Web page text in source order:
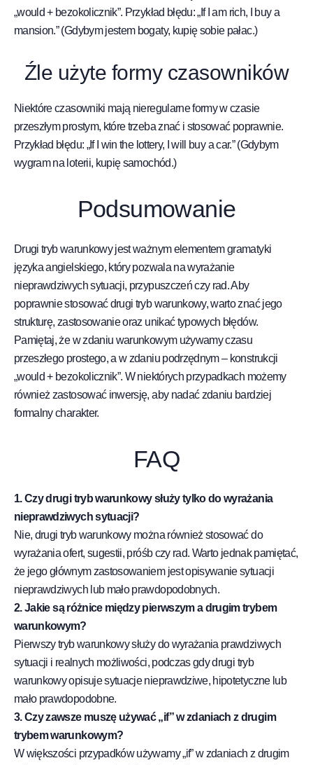
„would + bezokolicznik”. Przykład błędu: „If I am rich, I buy a
mansion.” (Gdybym jestem bogaty, kupię sobie pałac.)
Źle użyte formy czasowników
Niektóre czasowniki mają nieregularne formy w czasie
przeszłym prostym, które trzeba znać i stosować poprawnie.
Przykład błędu: „If I win the lottery, I will buy a car.” (Gdybym
wygram na loterii, kupię samochód.)
Podsumowanie
Drugi tryb warunkowy jest ważnym elementem gramatyki
języka angielskiego, który pozwala na wyrażanie
nieprawdziwych sytuacji, przypuszczeń czy rad. Aby
poprawnie stosować drugi tryb warunkowy, warto znać jego
strukturę, zastosowanie oraz unikać typowych błędów.
Pamiętaj, że w zdaniu warunkowym używamy czasu
przeszłego prostego, a w zdaniu podrzędnym – konstrukcji
„would + bezokolicznik”. W niektórych przypadkach możemy
również zastosować inwersję, aby nadać zdaniu bardziej
formalny charakter.
FAQ
1. Czy drugi tryb warunkowy służy tylko do wyrażania
nieprawdziwych sytuacji?
Nie, drugi tryb warunkowy można również stosować do
wyrażania ofert, sugestii, próśb czy rad. Warto jednak pamiętać,
że jego głównym zastosowaniem jest opisywanie sytuacji
nieprawdziwych lub mało prawdopodobnych.
2. Jakie są różnice między pierwszym a drugim trybem
warunkowym?
Pierwszy tryb warunkowy służy do wyrażania prawdziwych
sytuacji i realnych możliwości, podczas gdy drugi tryb
warunkowy opisuje sytuacje nieprawdziwe, hipotetyczne lub
mało prawdopodobne.
3. Czy zawsze muszę używać „if” w zdaniach z drugim
trybem warunkowym?
W większości przypadków używamy „if” w zdaniach z drugim